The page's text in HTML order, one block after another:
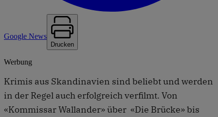
Google News
Drucken
Werbung
Krimis aus Skandinavien sind beliebt und werden
in der Regel auch erfolgreich verfilmt. Von
«Kommissar Wallander» über «Die Brücke» bis